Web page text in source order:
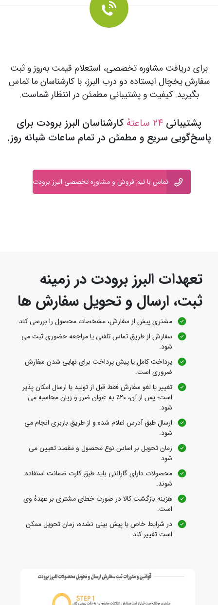
برای دریافت مشاوره تخصصی، استعلام قیمت به‌روز و ثبت
سفارش یخچال ایستاده دو درب البرز، با کارشناسان ما تماس
بگیرید. کیفیت و پشتیبانی مطمئن در انتظار شماست.
پشتیبانی 24 ساعتهٔ
کارشناسان البرز برودت برای
پاسخ‌گویی سریع و مطمئن در تمام ساعات شبانه‌ روز.
تماس با تیم فروش و مشاوره تخصصی البرز برودت
تعهدات البرز برودت در زمینه
ثبت، ارسال و تحویل سفارش‌ ها
مشتری پیش از سفارش، مشخصات محصول را بررسی کند.
سفارش از طریق تماس تلفنی یا مراجعه حضوری ثبت می‌
شود.
پرداخت کامل یا پیش‌ پرداخت برای نهایی شدن سفارش
ضروری است.
تغییر یا لغو سفارش فقط قبل از تولید یا ارسال امکان‌ پذیر
است؛ پس از آن، ۲۰٪ به عنوان ضرر و زیان محاسبه می‌
شود.
ارسال طبق آدرس اعلام شده و از طریق باربری انجام می‌
شود.
زمان تحویل بر اساس نوع محصول و مقصد تعیین می‌
شود.
محصولات دارای گارانتی باید طبق کارت ضمانت استفاده
شوند.
هزینه بازگشت کالا در صورت خطای مشتری بر عهدهٔ وی
است.
در شرایط خاص یا پیش‌ بینی‌ نشده، زمان تحویل ممکن
است تغییر کند.